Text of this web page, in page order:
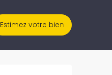
Estimez votre bien